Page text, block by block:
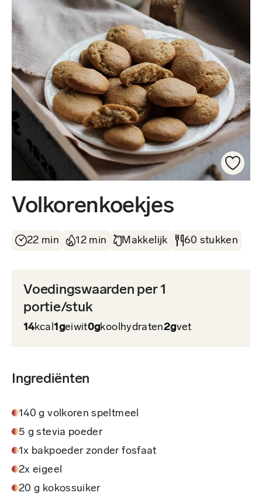
Volkorenkoekjes
22 min 12 min Makkelijk 60 stukken
Voedingswaarden per 1
portie/stuk
14kcal1geiwit0gkoolhydraten2gvet
Ingrediënten
140 g volkoren speltmeel
5 g stevia poeder
1x bakpoeder zonder fosfaat
2x eigeel
20 g kokossuiker